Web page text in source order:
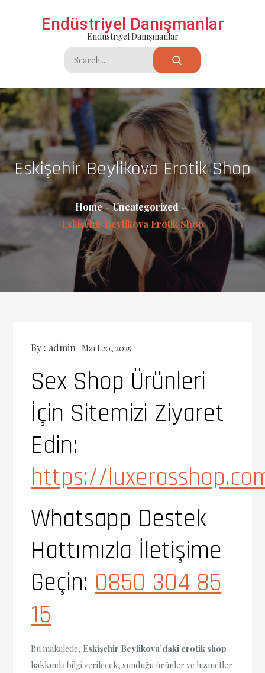
Endüstriyel Danışmanlar
Endüstriyel Danışmanlar
Search
for:
Eskişehir Beylikova Erotik Shop
Home
Uncategorized
Eskişehir Beylikova Erotik Shop
By : admin Mart 20, 2025
Sex Shop Ürünleri
İçin Sitemizi Ziyaret
Edin:
https://
Whatsapp Destek
Hattımızla İletişime
Geçin:0850 304 85
15
Bu makalede, Eskişehir Beylikova’daki erotik shop
hakkında bilgi verilecek, sunduğu ürünler ve hizmetler